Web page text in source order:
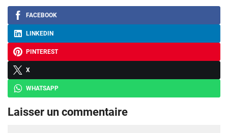
FACEBOOK
LINKEDIN
PINTEREST
X
WHATSAPP
Laisser un commentaire